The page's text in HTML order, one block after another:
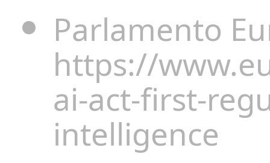
Parlamento
https://
ai-act-first-
intelligence